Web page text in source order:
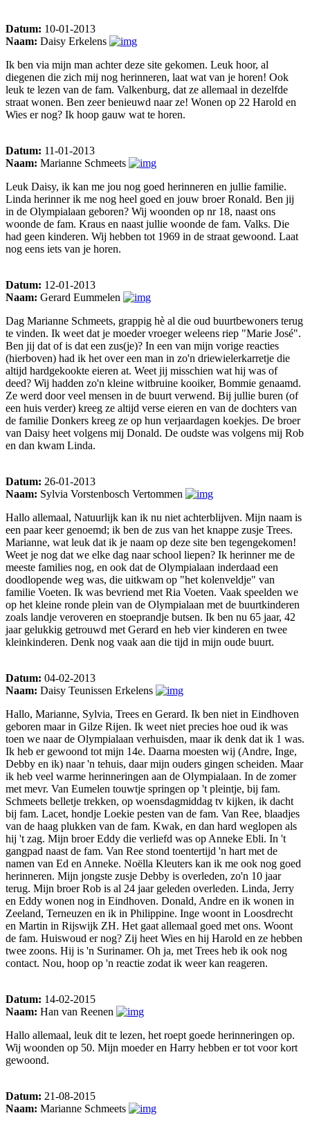
Datum: 10-01-2013
Naam: Daisy Erkelens
Ik ben via mijn man achter deze site gekomen. Leuk hoor, al
diegenen die zich mij nog herinneren, laat wat van je horen! Ook
leuk te lezen van de fam. Valkenburg, dat ze allemaal in dezelfde
straat wonen. Ben zeer benieuwd naar ze! Wonen op 22 Harold en
Wies er nog? Ik hoop gauw wat te horen.
Datum: 11-01-2013
Naam: Marianne Schmeets
Leuk Daisy, ik kan me jou nog goed herinneren en jullie familie.
Linda herinner ik me nog heel goed en jouw broer Ronald. Ben jij
in de Olympialaan geboren? Wij woonden op nr 18, naast ons
woonde de fam. Kraus en naast jullie woonde de fam. Valks. Die
had geen kinderen. Wij hebben tot 1969 in de straat gewoond. Laat
nog eens iets van je horen.
Datum: 12-01-2013
Naam: Gerard Eummelen
Dag Marianne Schmeets, grappig hè al die oud buurtbewoners terug
te vinden. Ik weet dat je moeder vroeger weleens riep "Marie José".
Ben jij dat of is dat een zus(je)? In een van mijn vorige reacties
(hierboven) had ik het over een man in zo'n driewielerkarretje die
altijd hardgekookte eieren at. Weet jij misschien wat hij was of
deed? Wij hadden zo'n kleine witbruine kooiker, Bommie genaamd.
Ze werd door veel mensen in de buurt verwend. Bij jullie buren (of
een huis verder) kreeg ze altijd verse eieren en van de dochters van
de familie Donkers kreeg ze op hun verjaardagen koekjes. De broer
van Daisy heet volgens mij Donald. De oudste was volgens mij Rob
en dan kwam Linda.
Datum: 26-01-2013
Naam: Sylvia Vorstenbosch Vertommen
Hallo allemaal, Natuurlijk kan ik nu niet achterblijven. Mijn naam is
een paar keer genoemd; ik ben de zus van het knappe zusje Trees.
Marianne, wat leuk dat ik je naam op deze site ben tegengekomen!
Weet je nog dat we elke dag naar school liepen? Ik herinner me de
meeste families nog, en ook dat de Olympialaan inderdaad een
doodlopende weg was, die uitkwam op "het kolenveldje" van
familie Voeten. Ik was bevriend met Ria Voeten. Vaak speelden we
op het kleine ronde plein van de Olympialaan met de buurtkinderen
zoals landje veroveren en stoeprandje butsen. Ik ben nu 65 jaar, 42
jaar gelukkig getrouwd met Gerard en heb vier kinderen en twee
kleinkinderen. Denk nog vaak aan die tijd in mijn oude buurt.
Datum: 04-02-2013
Naam: Daisy Teunissen Erkelens
Hallo, Marianne, Sylvia, Trees en Gerard. Ik ben niet in Eindhoven
geboren maar in Gilze Rijen. Ik weet niet precies hoe oud ik was
toen we naar de Olympialaan verhuisden, maar ik denk dat ik 1 was.
Ik heb er gewoond tot mijn 14e. Daarna moesten wij (Andre, Inge,
Debby en ik) naar 'n tehuis, daar mijn ouders gingen scheiden. Maar
ik heb veel warme herinneringen aan de Olympialaan. In de zomer
met mevr. Van Eumelen touwtje springen op 't pleintje, bij fam.
Schmeets belletje trekken, op woensdagmiddag tv kijken, ik dacht
bij fam. Lacet, hondje Loekie pesten van de fam. Van Ree, blaadjes
van de haag plukken van de fam. Kwak, en dan hard weglopen als
hij 't zag. Mijn broer Eddy die verliefd was op Anneke Ebli. In 't
gangpad naast de fam. Van Ree stond toentertijd 'n hart met de
namen van Ed en Anneke. Noëlla Kleuters kan ik me ook nog goed
herinneren. Mijn jongste zusje Debby is overleden, zo'n 10 jaar
terug. Mijn broer Rob is al 24 jaar geleden overleden. Linda, Jerry
en Eddy wonen nog in Eindhoven. Donald, Andre en ik wonen in
Zeeland, Terneuzen en ik in Philippine. Inge woont in Loosdrecht
en Martin in Rijswijk ZH. Het gaat allemaal goed met ons. Woont
de fam. Huiswoud er nog? Zij heet Wies en hij Harold en ze hebben
twee zoons. Hij is 'n Surinamer. Oh ja, met Trees heb ik ook nog
contact. Nou, hoop op 'n reactie zodat ik weer kan reageren.
Datum: 14-02-2015
Naam: Han van Reenen
Hallo allemaal, leuk dit te lezen, het roept goede herinneringen op.
Wij woonden op 50. Mijn moeder en Harry hebben er tot voor kort
gewoond.
Datum: 21-08-2015
Naam: Marianne Schmeets